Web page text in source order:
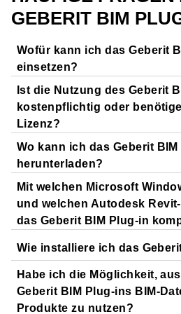
GEBERIT BIM
Wofür kann ich das Geberit
einsetzen?
Mit dem Geberit BIM Plug-in in
Applikation erhalten Sie
Auf diese Weise wird
aktuelle, länder- und
herunterladen können, ohne
Webseiten oder Portalen suchen
BIM-Katalog stellt das Geberit
nützliche Funktionen und
Ist die Nutzung des Geberit
kostenpflichtig oder
Lizenz?
Die Nutzung des
Für dasGeberit Pluvia Modul
Installationssysteme-Modul
Falls Sie diese Module nutzen
mit uns Kontakt auf.
Wo kann ich das Geberit BIM
herunterladen?
Das Geberit BIM Plug-in kann
oder imAutodesk Revit-Store
Mit welchen Microsoft
und welchen Autodesk
das Geberit BIM Plug-in
Das Geberit BIM Plug-in hat
Mindestanforderungenan das
Betriebssystem wie Ihre Revit-
Wie installiere ich das
Laden Sie die Installationsdatei
herunter und führen Sie die
Habe ich die Möglichkeit,
Geberit BIM Plug-ins BIM-
Produkte zu nutzen?